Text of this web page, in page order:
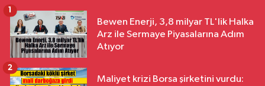
Bewen Enerji, 3,8 milyar TL'lik Halka
Arz ile Sermaye Piyasalarına Adım
Atıyor
1
Maliyet krizi Borsa şirketini vurdu:
2